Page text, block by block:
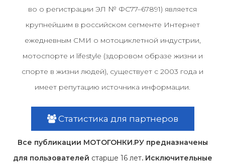
во о регистрации ЭЛ № ФС77–67891) является
крупнейшим в российском сегменте Интернет
ежедневным СМИ о мотоциклетной индустрии,
мотоспорте и lifestyle (здоровом образе жизни и
спорте в жизни людей), существует с 2003 года и
имеет репутацию источника информации.
Статистика для партнеров
Все публикации МОТОГОНКИ.РУ предназначены
для пользователей старше 16 лет. Исключительные